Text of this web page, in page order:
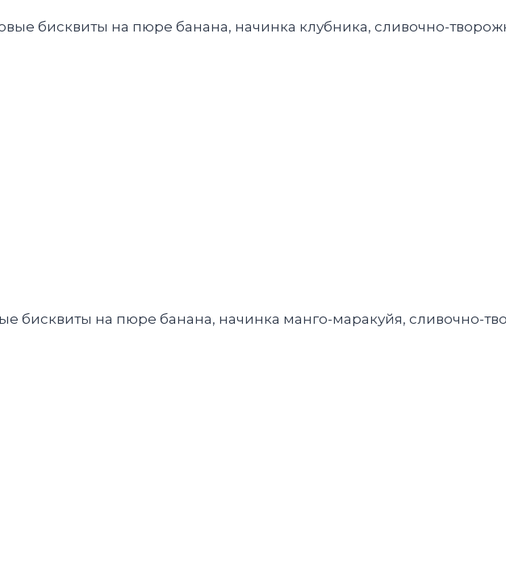
бисквиты на пюре банана, начинка клубника, сливочно-
бисквиты на пюре банана, начинка манго-маракуйя, сливочно-